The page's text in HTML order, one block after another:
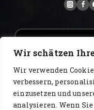
Wir schätzen
Wir verwenden
verbessern,
einzusetzen und
analysieren. Wenn